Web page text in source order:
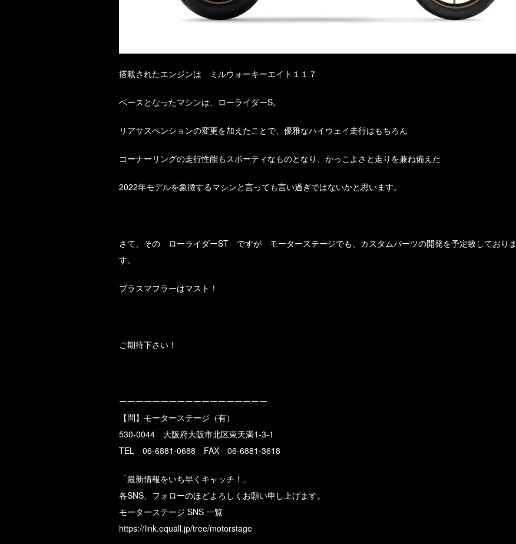
搭載されたエンジンは ミルウォーキーエイト１１７
ベースとなったマシンは、ローライダーS。
リアサスペンションの変更を加えたことで、優雅なハイウェイ走行はもちろん
コーナーリングの走行性能もスポーティなものとなり、かっこよさと走りを兼ね備えた
2022年モデルを象徴するマシンと言っても言い過ぎではないかと思います。
さて、その ローライダーST ですが モーターステージでも、カスタムパーツの開発を予定致しておりま
す。
ブラスマフラーはマスト！
ご期待下さい！
ーーーーーーーーーーーーーーーーーー
【問】モーターステージ（有）
530-0044 大阪府大阪市北区東天満1-3-1
TEL 06-6881-0688 FAX 06-6881-3618
「最新情報をいち早くキャッチ！」
各SNS、フォローのほどよろしくお願い申し上げます。
モーターステージ SNS 一覧
https://link.equall.jp/tree/motorstage